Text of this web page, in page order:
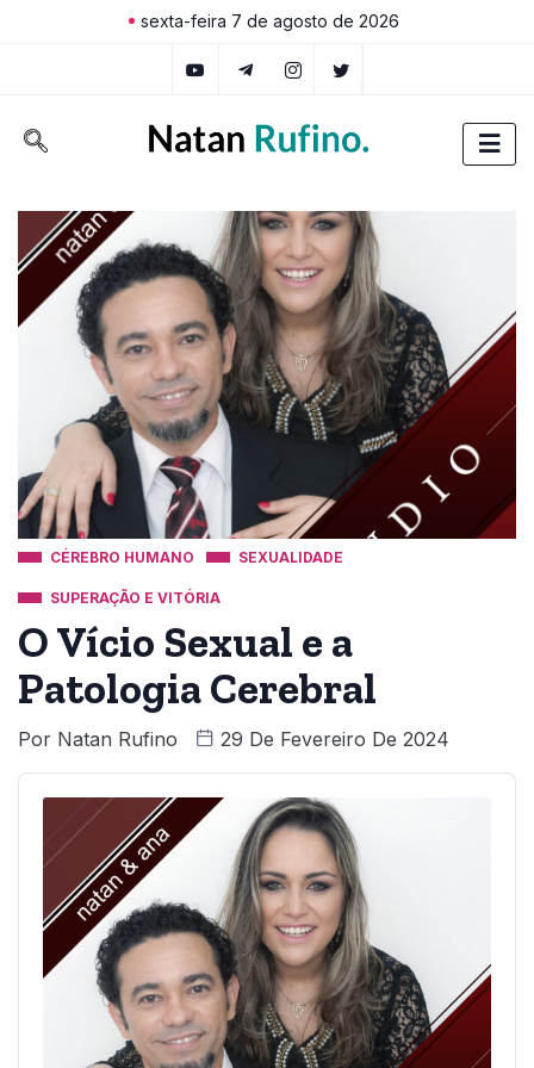
sexta-feira 7 de agosto de 2026
CÉREBRO HUMANO SEXUALIDADE
SUPERAÇÃO E VITÓRIA
O Vício Sexual e a
Patologia Cerebral
Por Natan Rufino 29 De Fevereiro De 2024
Audio
Player